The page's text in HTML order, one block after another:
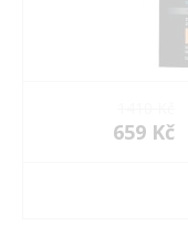
659 Kč